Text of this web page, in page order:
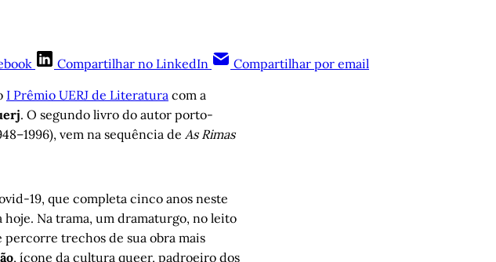
Compartilhar no LinkedIn Compartilhar por email
I Prêmio UERJ de Literatura com a
. O segundo livro do autor porto-
vem na sequência de As Rimas
19, que completa cinco anos neste
hoje. Na trama, um dramaturgo, no leito
trechos de sua obra mais
, ícone da cultura queer, padroeiro dos